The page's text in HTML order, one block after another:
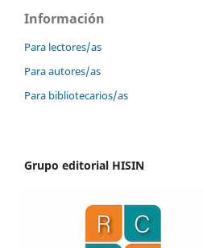
Información
Para lectores/as
Para autores/as
Para bibliotecarios/as
Grupo editorial HISIN